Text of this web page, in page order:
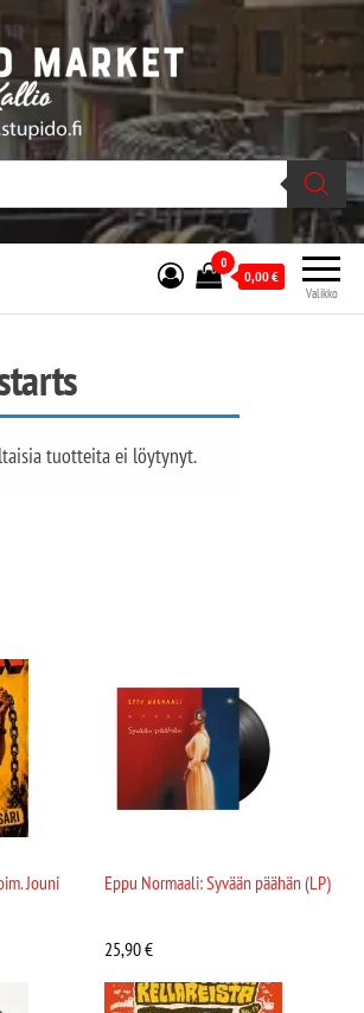
– verkossa ja kivijalassa
Stupido Market on vaihtoehtomusaan
erikoistunut verkko- sekä
kivijalkakauppa Helsingissä Kallion
sydämessä.
Valikko
0
0,00€
tuotteita ei löytynyt.
Jouni
Eppu Normaali: Syvään päähän (LP)
25,90€